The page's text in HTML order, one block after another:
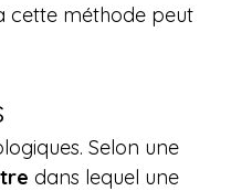
cette méthode peut
Selon une
dans lequel une